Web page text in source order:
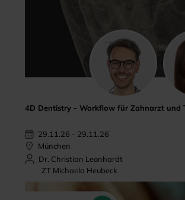
4D Dentistry - Workflow für Zahnarzt und
29.11.26 - 29.11.26
München
Dr. Christian Leonhardt
ZT Michaela Heubeck